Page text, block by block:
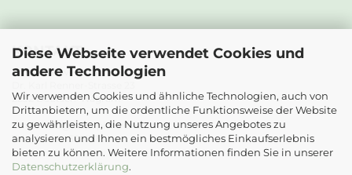
Diese Webseite verwendet Cookies und
andere Technologien
Wir verwenden Cookies und ähnliche Technologien, auch von
Drittanbietern, um die ordentliche Funktionsweise der Website
zu gewährleisten, die Nutzung unseres Angebotes zu
analysieren und Ihnen ein bestmögliches Einkaufserlebnis
bieten zu können. Weitere Informationen finden Sie in unserer
Datenschutzerklärung.
KONTAKT
Die Papierwerkstatt
2232 Deutsch-Wagram
Email: info@diepapierwerkstatt.at
Tel. +43 664 5261978
Kontaktformular